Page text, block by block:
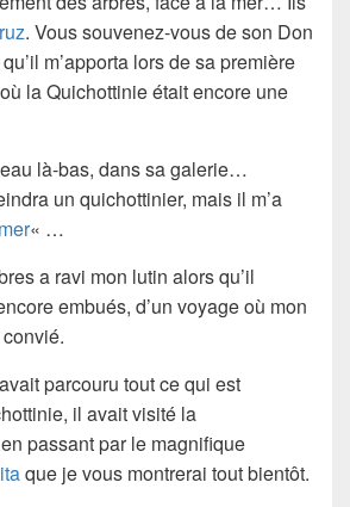
. Vous souvenez-vous de son Don
m’apporta lors de sa première
la Quichottinie était encore une
là-bas, dans sa galerie…
un quichottinier, mais il m’a
« …
a ravi mon lutin alors qu’il
embués, d’un voyage où mon
convié.
parcouru tout ce qui est
il avait visité la
passant par le magnifique
que je vous montrerai tout bientôt.